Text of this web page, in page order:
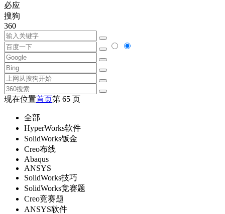
必应
搜狗
360
现在位置首页第 65 页
全部
HyperWorks软件
SolidWorks钣金
Creo布线
Abaqus
ANSYS
SolidWorks技巧
SolidWorks竞赛题
Creo竞赛题
ANSYS软件